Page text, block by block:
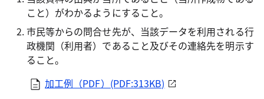
こと）がわかるようにすること。
市民等からの問合せ先が、当該データを利用される行
政機関（利用者）であること及びその連絡先を明示す
ること。
加工例（PDF）(PDF:313KB)